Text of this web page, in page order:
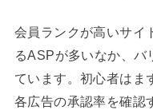
会員ランクが高いサイ
るASPが多いなか、バ
ています。初心者はま
各広告の承認率を確認